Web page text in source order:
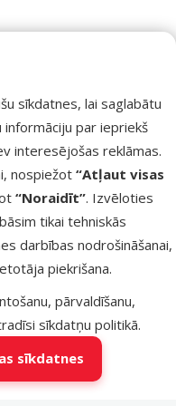
sīkdatnes, lai saglabātu
par iepriekš
interesējošas reklāmas.
nospiežot “Atļaut visas
“Noraidīt”. Izvēloties
tikai tehniskās
darbības nodrošināšanai,
piekrišana.
pārvaldīšanu,
sīkdatņu politikā.
sīkdatnes